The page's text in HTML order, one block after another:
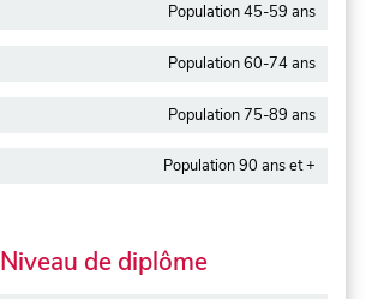
Population 45-59 ans
Population 60-74 ans
Population 75-89 ans
Population 90 ans et +
Niveau de diplôme